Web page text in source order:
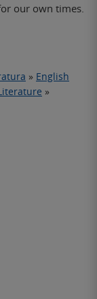
our own times.
» English
»